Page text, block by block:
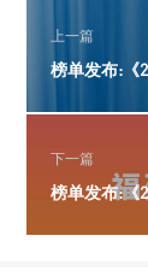
上一篇
榜单发布:《
下一篇
榜单发布:《